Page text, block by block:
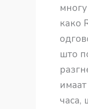
како
што
часа,